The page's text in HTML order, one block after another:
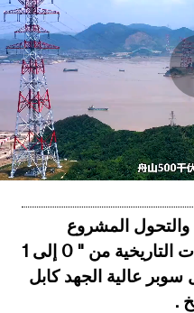
المشروع
حققت سلسلة من الاختراقات التاريخية من " 0 إلى 1
عالية الجهد كابل
.